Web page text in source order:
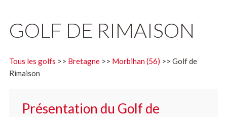
GOLF DE RIMAISON
Tous les golfs >> Bretagne>> Morbihan (56) >> Golf de
Rimaison
Présentation du Golf de